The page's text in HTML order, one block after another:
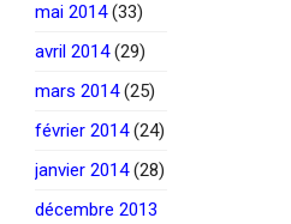
mai 2014(33)
avril 2014(29)
mars 2014(25)
février 2014(24)
janvier 2014(28)
décembre 2013